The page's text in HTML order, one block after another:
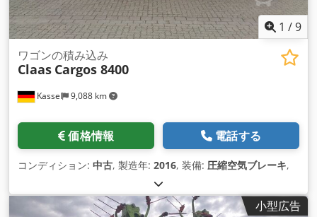
1 /9
Kassel 9,088 km
ワゴンの積み込み
Claas Cargos 8400
価格情報 電話する
コンディション: 中古, 製造年: 2016, 装備: 圧縮空気ブレーキ,
小型広告